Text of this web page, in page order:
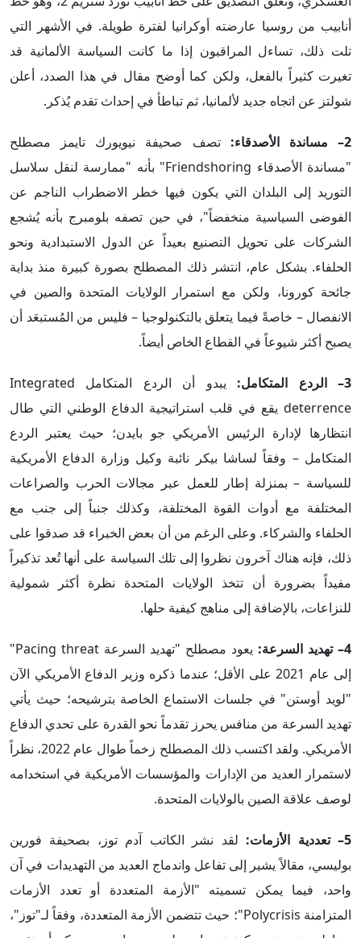
أنابيب من روسيا عارضته أوكرانيا لفترة طويلة. في الأشهر التي
تلت ذلك، تساءل المراقبون إذا ما كانت السياسة الألمانية قد
تغيرت كثيراً بالفعل، ولكن كما أوضح مقال في هذا الصدد، أعلن
شولتز عن اتجاه جديد لألمانيا، ثم تباطأ في إحداث تقدم يُذكر.
2– مساندة الأصدقاء:
تصف صحيفة نيويورك تايمز مصطلح
"مساندة الأصدقاء Friendshoring" بأنه "ممارسة لنقل سلاسل
التوريد إلى البلدان التي يكون فيها خطر الاضطراب الناجم عن
الفوضى السياسية منخفضاً"، في حين تصفه بلومبرج بأنه يُشجع
الشركات على تحويل التصنيع بعيداً عن الدول الاستبدادية ونحو
الحلفاء. بشكل عام، انتشر ذلك المصطلح بصورة كبيرة منذ بداية
جائحة كورونا، ولكن مع استمرار الولايات المتحدة والصين في
الانفصال – خاصةً فيما يتعلق بالتكنولوجيا – فليس من المُستبعَد أن
يصبح أكثر شيوعاً في القطاع الخاص أيضاً.
3– الردع المتكامل:
يبدو أن الردع المتكامل Integrated
deterrence يقع في قلب استراتيجية الدفاع الوطني التي طال
انتظارها لإدارة الرئيس الأمريكي جو بايدن؛ حيث يعتبر الردع
المتكامل – وفقاً لساشا بيكر نائبة وكيل وزارة الدفاع الأمريكية
للسياسة – بمنزلة إطار للعمل عبر مجالات الحرب والصراعات
المختلفة مع أدوات القوة المختلفة، وكذلك جنباً إلى جنب مع
الحلفاء والشركاء. وعلى الرغم من أن بعض الخبراء قد صدقوا على
ذلك، فإنه هناك آخرون نظروا إلى تلك السياسة على أنها تُعد تذكيراً
مفيداً بضرورة أن تتخذ الولايات المتحدة نظرة أكثر شمولية
للنزاعات، بالإضافة إلى مناهج كيفية حلها.
4– تهديد السرعة:
يعود مصطلح "تهديد السرعة Pacing threat"
إلى عام 2021 على الأقل؛ عندما ذكره وزير الدفاع الأمريكي الآن
"لويد أوستن" في جلسات الاستماع الخاصة بترشيحه؛ حيث يأتي
تهديد السرعة من منافس يحرز تقدماً نحو القدرة على تحدي الدفاع
الأمريكي. ولقد اكتسب ذلك المصطلح زخماً طوال عام 2022، نظراً
لاستمرار العديد من الإدارات والمؤسسات الأمريكية في استخدامه
لوصف علاقة الصين بالولايات المتحدة.
5– تعددية الأزمات:
لقد نشر الكاتب آدم توز، بصحيفة فورين
بوليسي، مقالاً يشير إلى تفاعل واندماج العديد من التهديدات في آن
واحد، فيما يمكن تسميته "الأزمة المتعددة أو تعدد الأزمات
المتزامنة Polycrisis"؛ حيث تتضمن الأزمة المتعددة، وفقاً لـ"توز"،